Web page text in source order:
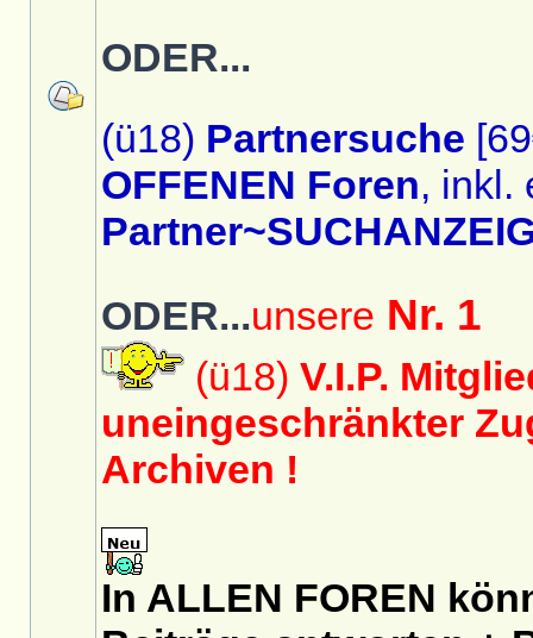
ODER...
(ü18) Partnersuche
OFFENEN Foren, inkl.
ODER...unsere Nr. 1
(ü18) V.I.P.
uneingeschränkter
Archiven !
In ALLEN FOREN